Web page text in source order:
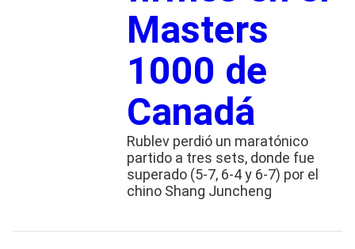
Masters
1000 de
Canadá
Rublev perdió un maratónico
partido a tres sets, donde fue
superado (5-7, 6-4 y 6-7) por el
chino Shang Juncheng